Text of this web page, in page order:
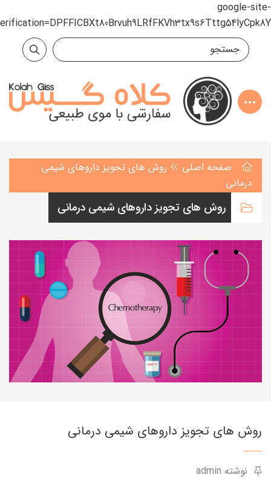
google-site-
صفحه اصلی
روش های تجویز داروهای شیمی
درمانی
روش های تجویز داروهای شیمی درمانی
روش های تجویز داروهای شیمی درمانی
نوشته admin